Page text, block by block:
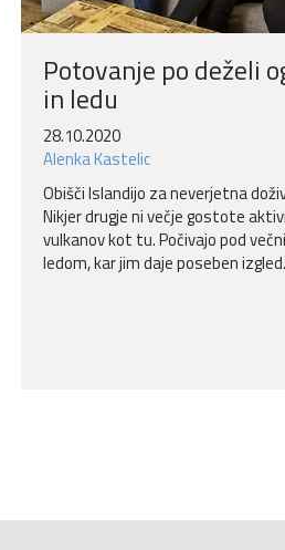
Potovanje po deželi
in ledu
28.10.2020
Alenka Kastelic
Obišči Islandijo za neverjetna
Nikjer drugje ni večje gostote
vulkanov kot tu. Počivajo pod
ledom, kar jim daje poseben izgled.